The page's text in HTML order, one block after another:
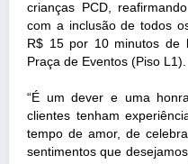
crianças PCD,
com a inclusão de todos
R$ 15 por 10 minutos de
Praça de Eventos (Piso L1).
“É um dever e uma
clientes tenham
tempo de amor, de
sentimentos que